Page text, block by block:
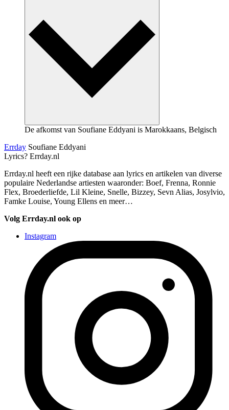
De afkomst van Soufiane Eddyani is Marokkaans, Belgisch
Errday Soufiane Eddyani
Lyrics? Errday.nl
Errday.nl heeft een rijke database aan lyrics en artikelen van diverse
populaire Nederlandse artiesten waaronder: Boef, Frenna, Ronnie
Flex, Broederliefde, Lil Kleine, Snelle, Bizzey, Sevn Alias, Josylvio,
Famke Louise, Young Ellens en meer…
Volg Errday.nl ook op
Instagram